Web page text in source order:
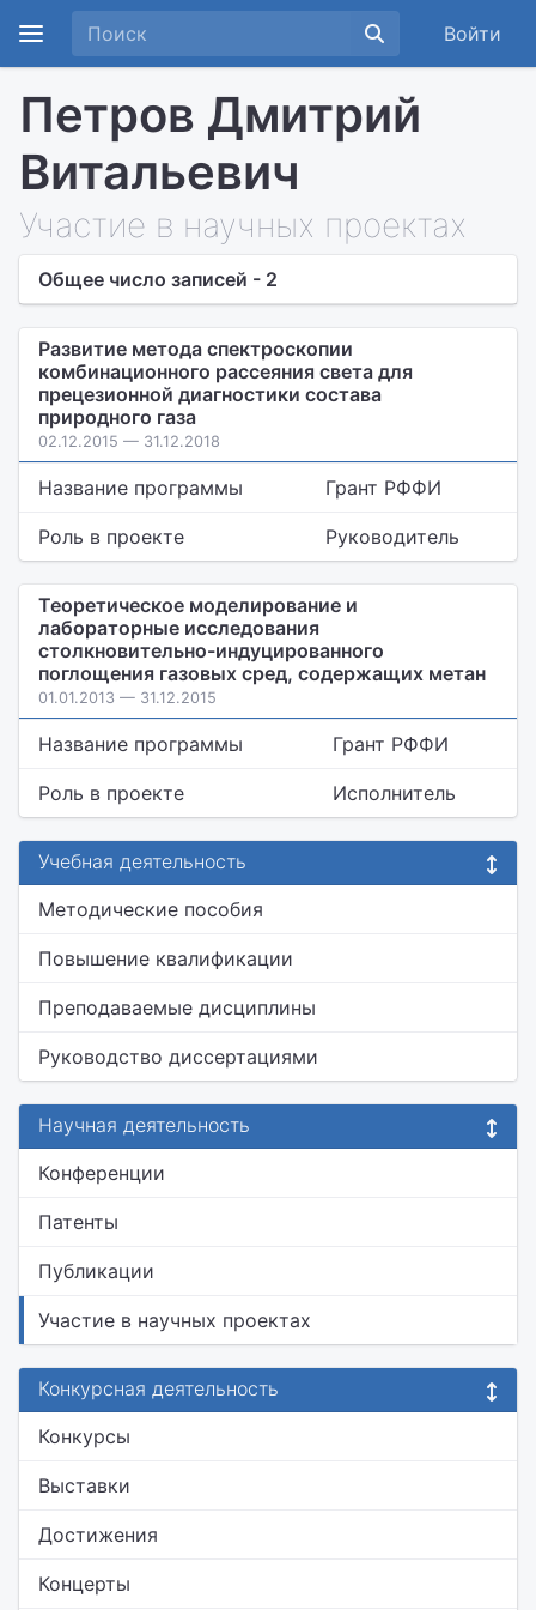
Войти
Петров Дмитрий
Витальевич
Участие в научных проектах
Общее число записей - 2
Развитие метода спектроскопии
комбинационного рассеяния света для
прецезионной диагностики состава
природного газа
02.12.2015 — 31.12.2018
Название программы Грант РФФИ
Роль в проекте Руководитель
Теоретическое моделирование и
лабораторные исследования
столкновительно-индуцированного
поглощения газовых сред, содержащих метан
01.01.2013 — 31.12.2015
Название программы Грант РФФИ
Роль в проекте Исполнитель
Учебная деятельность
Методические пособия
Повышение квалификации
Преподаваемые дисциплины
Руководство диссертациями
Научная деятельность
Конференции
Патенты
Публикации
Участие в научных проектах
Конкурсная деятельность
Конкурсы
Выставки
Достижения
Концерты